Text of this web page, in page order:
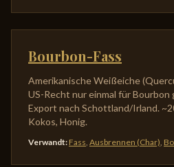
Bourbon-Fass
Amerikanische Weißeiche
US-Recht nur einmal für
Export nach Schottland/Irland.
Kokos, Honig.
Verwandt: Fass, Ausbrennen (Char),